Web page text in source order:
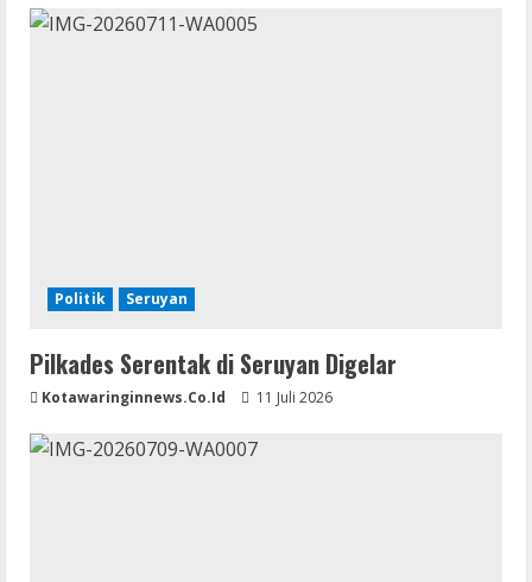
Politik Seruyan
Pilkades Serentak di Seruyan Digelar
Kotawaringinnews.co.id 11 Juli 2026